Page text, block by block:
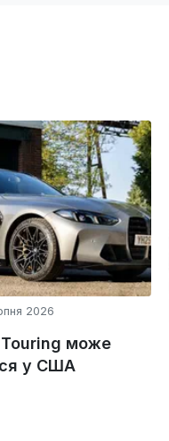
2026
Touring може
у США